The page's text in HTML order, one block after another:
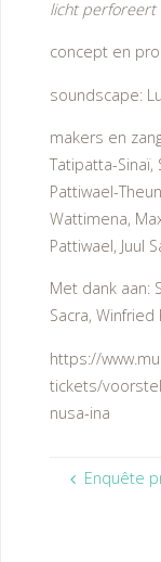
licht perforeert
concept en
soundscape:
makers en
Tatipatta-Sinaï,
Pattiwael-
Wattimena,
Pattiwael, Juul
Met dank aan:
Sacra, Winfried
https://
tickets/
nusa-ina
Enquête